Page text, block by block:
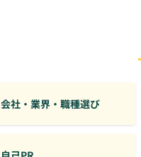
会社・業界・職種選び